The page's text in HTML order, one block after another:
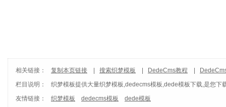
相关链接： 复制本页链接 搜索织梦模板 DedeCms教程
栏目说明：
织梦模板提供大量织梦模板,dedecms模板,dede模板下载,是您
友情链接：
织梦模板 dedecms模板 dede模板